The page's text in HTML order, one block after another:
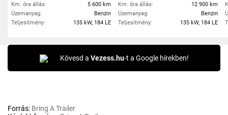
Km. óra állás:
5 600 km
Üzemanyag:
Benzin
Teljesítmény:
135 kW, 184 LE
Km. óra állás:
12 900 km
Üzemanyag:
Benzin
Teljesítmény:
135 kW, 184 LE
Kövesd a Vezess.hu-t a Google hírekben!
Forrás: Bring A Trailer